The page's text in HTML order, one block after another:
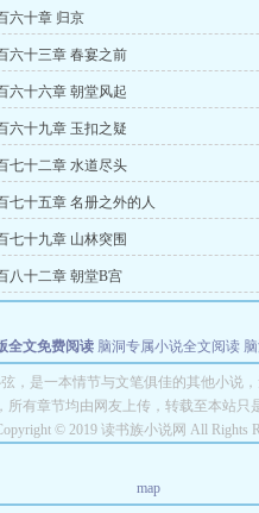
六十章 归京
六十三章 春宴之前
六十六章 朝堂风起
六十九章 玉扣之疑
七十二章 水道尽头
七十五章 名册之外的人
七十九章 山林突围
八十二章 朝堂B宫
全文免费阅读 脑洞专属小说全文阅读
世者 穿书第一天就结婚小说全文阅
，是一本情节与文笔俱佳的其他小说
有章节均由网友上传，转载至本站只
© 2019 读书族小说网 All Rights
map